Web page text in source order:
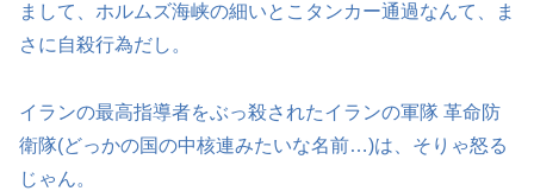
まして、ホルムズ海峡の細いとこタンカー通過なんて、ま
さに自殺行為だし。
イランの最高指導者をぶっ殺されたイランの軍隊 革命防
衛隊(どっかの国の中核連みたいな名前…)は、そりゃ怒る
じゃん。